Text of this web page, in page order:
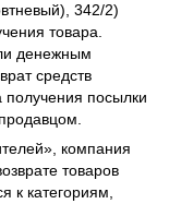
342/2)
товара.
денежным
средств
получения посылки
, компания
товаров
к категориям,